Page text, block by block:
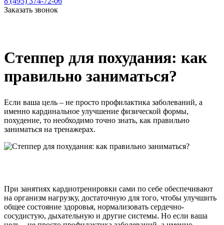
Заказать звонок
Степпер для похудания: как
правильно заниматься?
Если ваша цель – не просто профилактика заболеваний, а
именно кардинальное улучшение физической формы,
похудение, то необходимо точно знать, как правильно
заниматься на тренажерах.
При занятиях кардиотренировки сами по себе обеспечивают
на организм нагрузку, достаточную для того, чтобы улучшить
общее состояние здоровья, нормализовать сердечно-
сосудистую, дыхательную и другие системы. Но если ваша